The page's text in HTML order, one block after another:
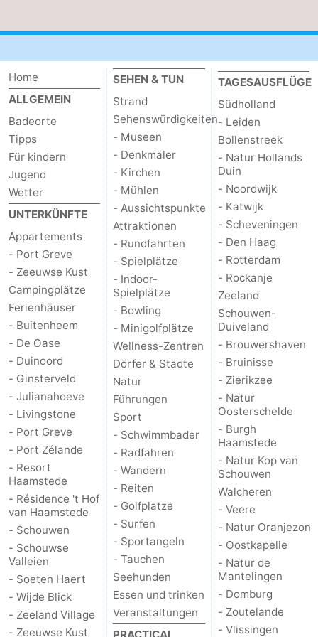
Bruinisse
-
Zierikzee
-
Natur
Oosterschelde
-
Burgh
Haamstede
-
Natur
Kop
van
Schouwen
Walcheren
-
Veere
-
Natur
Oranjezon
-
Oostkapelle
-
Natur
de
Mantelingen
-
Domburg
-
Zoutelande
-
Vlissingen
Middelburg
Wetter
Kontakt
Home
ALLGEMEIN
Badeorte
Tipps
Für kindern
Jugend
Wetter
UNTERKÜNFTE
Appartements
- Port Greve
- Zeeuwse Kust
Campingplätze
Ferienhäuser
- Buitenheem
- De Oase
- Duinoord
- Ginsterveld
- Julianahoeve
- Livingstone
- Port Greve
- Port Zélande
- Resort
Haamstede
- Résidence 't Hof
van Haamstede
- Schouwen
- Schouwse
Valleien
- Soeten Haert
- Wijde Blick
- Zeeland Village
- Zeeuwse Kust
SEHEN & TUN
Strand
Sehenswürdigkeiten
- Museen
- Denkmäler
- Kirchen
- Mühlen
- Aussichtspunkte
Attraktionen
- Rundfahrten
- Spielplätze
- Indoor-
Spielplätze
- Bowling
- Minigolfplätze
Wellness-Zentren
Dörfer & Städte
Natur
Führungen
Sport
- Schwimmbader
- Radfahren
- Wandern
- Reiten
- Golfplatze
- Surfen
- Sportangeln
- Tauchen
Seehunden
Essen und trinken
Veranstaltungen
TAGESAUSFLÜGE
Südholland
- Leiden
Bollenstreek
- Natur Hollands
Duin
- Noordwijk
- Katwijk
- Scheveningen
- Den Haag
- Rotterdam
- Rockanje
Zeeland
Schouwen-
Duiveland
- Brouwershaven
- Bruinisse
- Zierikzee
- Natur
Oosterschelde
- Burgh
Haamstede
- Natur Kop van
Schouwen
Walcheren
- Veere
- Natur Oranjezon
- Oostkapelle
- Natur de
Mantelingen
- Domburg
- Zoutelande
- Vlissingen